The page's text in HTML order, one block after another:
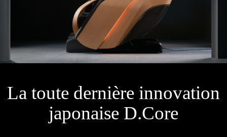
La toute dernière innovation
japonaise D.Core